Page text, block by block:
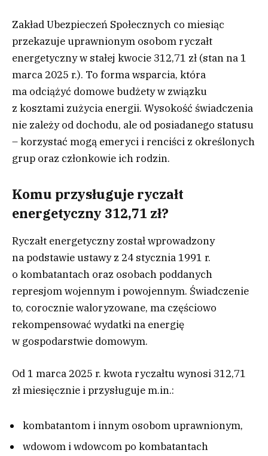
Zakład Ubezpieczeń Społecznych co miesiąc
przekazuje uprawnionym osobom ryczałt
energetyczny w stałej kwocie 312,71 zł (stan na 1
marca 2025 r.). To forma wsparcia, która
ma odciążyć domowe budżety w związku
z kosztami zużycia energii. Wysokość świadczenia
nie zależy od dochodu, ale od posiadanego statusu
– korzystać mogą emeryci i renciści z określonych
grup oraz członkowie ich rodzin.
Komu przysługuje ryczałt
energetyczny 312,71 zł?
Ryczałt energetyczny został wprowadzony
na podstawie ustawy z 24 stycznia 1991 r.
o kombatantach oraz osobach poddanych
represjom wojennym i powojennym. Świadczenie
to, corocznie waloryzowane, ma częściowo
rekompensować wydatki na energię
w gospodarstwie domowym.
Od 1 marca 2025 r. kwota ryczałtu wynosi 312,71
zł miesięcznie i przysługuje m.in.:
kombatantom i innym osobom uprawnionym,
wdowom i wdowcom po kombatantach